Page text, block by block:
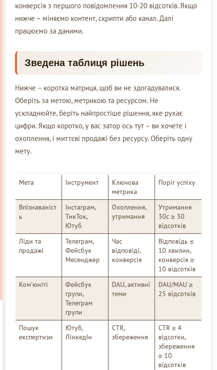
конверсія з першого повідомлення 10-20 відсотків. Якщо
нижче – міняємо контент, скрипти або канал. Далі
працюємо за даними.
Зведена таблиця рішень
Нижче – коротка матриця, щоб ви не здогадувалися.
Оберіть за метою, метрикою та ресурсом. Не
ускладнюйте, беріть найпростіше рішення, яке рухає
цифри. Якщо коротко, у вас затор ось тут – ви хочете і
охоплення, і миттєві продажі без ресурсу. Оберіть одну
мету.
Мета Інструмент
Ключова
метрика
Поріг успіху
Впізнаваніст
ь
Інстаграм,
ТикТок,
Ютуб
Охоплення,
утримання
Утримання
30с ≥ 30
відсотків
Ліди та
продажі
Телеграм,
Фейсбук
Месенджер
Час
відповіді,
конверсія
Відповідь ≤
10 хвилин,
конверсія ≥
10 відсотків
Ком’юніті
Фейсбук
групи,
Телеграм
групи
DAU, активні
теми
DAU/MAU ≥
25 відсотків
Пошук
експертизи
Ютуб,
ЛінкедІн
CTR,
збереження
CTR ≥ 4
відсотки,
збереження
≥ 10
відсотків